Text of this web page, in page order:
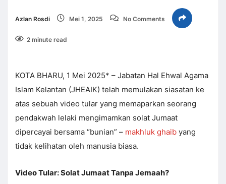
Azlan Rosdi Mei 1, 2025 No Comments
2 minute read
KOTA BHARU, 1 Mei 2025* – Jabatan Hal Ehwal Agama
Islam Kelantan (JHEAIK) telah memulakan siasatan ke
atas sebuah video tular yang memaparkan seorang
pendakwah lelaki mengimamkan solat Jumaat
dipercayai bersama “bunian” – makhluk ghaib yang
tidak kelihatan oleh manusia biasa.
Video Tular: Solat Jumaat Tanpa Jemaah?